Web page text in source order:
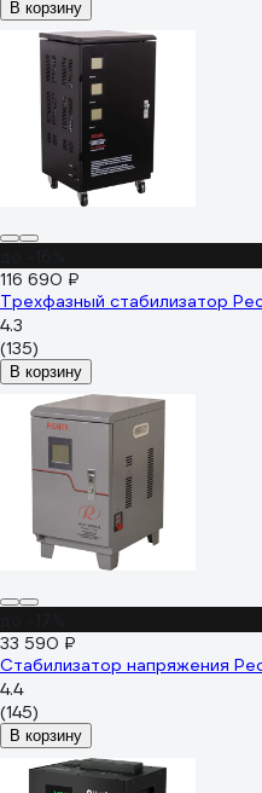
В корзину
116 690 ₽
Трехфазный стабилизатор
4.3
(135)
В корзину
33 590 ₽
Стабилизатор напряжения
4.4
(145)
В корзину